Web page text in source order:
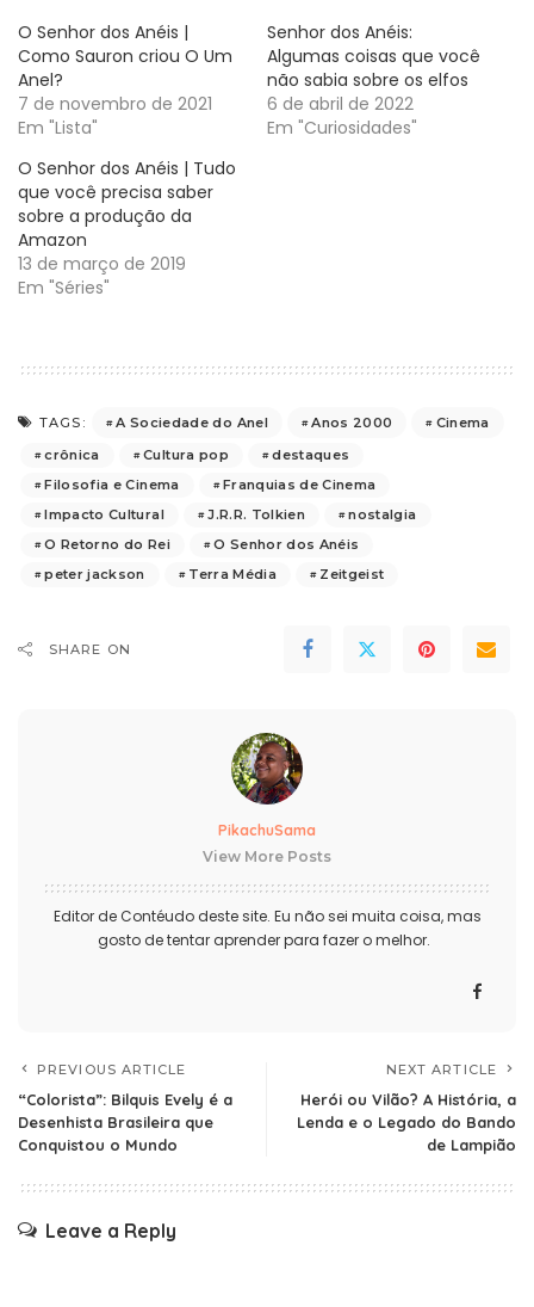
O Senhor dos Anéis |
Como Sauron criou O Um
Anel?
7 de novembro de 2021
Em "Lista"
Senhor dos Anéis:
Algumas coisas que você
não sabia sobre os elfos
6 de abril de 2022
Em "Curiosidades"
O Senhor dos Anéis | Tudo
que você precisa saber
sobre a produção da
Amazon
13 de março de 2019
Em "Séries"
TAGS: A Sociedade do Anel Anos 2000
Cinema
crônica
Cultura pop
destaques
Filosofia e Cinema
Franquias de Cinema
Impacto Cultural
J.R.R. Tolkien
nostalgia
O Retorno do Rei
O Senhor dos Anéis
peter jackson
Terra Média Zeitgeist
SHARE ON
PikachuSama
View More Posts
Editor de Contéudo deste site. Eu não sei muita coisa, mas
gosto de tentar aprender para fazer o melhor.
PREVIOUS ARTICLE
“Colorista”: Bilquis Evely é a
Desenhista Brasileira que
Conquistou o Mundo
NEXT ARTICLE
Herói ou Vilão? A História, a
Lenda e o Legado do Bando
de Lampião
Leave a Reply